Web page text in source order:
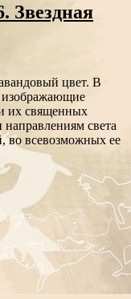
Звездная
цвет. В
изображающие
их священных
света
во всевозможных ее